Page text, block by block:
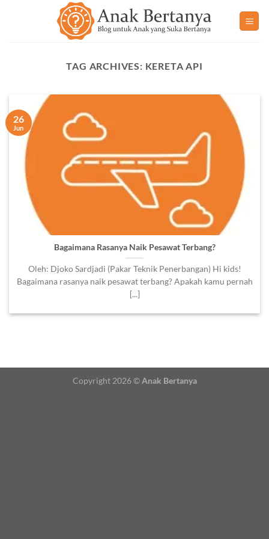
TAG ARCHIVES: KERETA API
Bagaimana Rasanya Naik Pesawat Terbang?
Oleh: Djoko Sardjadi (Pakar Teknik Penerbangan) Hi kids!
Bagaimana rasanya naik pesawat terbang? Apakah kamu pernah
[...]
26
Jun
Copyright 2026 ©Anak Bertanya